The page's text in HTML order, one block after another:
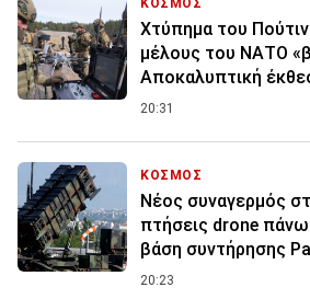
ΚΟΣΜΟΣ
Χτύπημα του
μέλους του ΝΑΤΟ
Αποκαλυπτική
20:31
ΚΟΣΜΟΣ
Νέος συναγερμός
πτήσεις drone
βάση συντήρησης
20:23